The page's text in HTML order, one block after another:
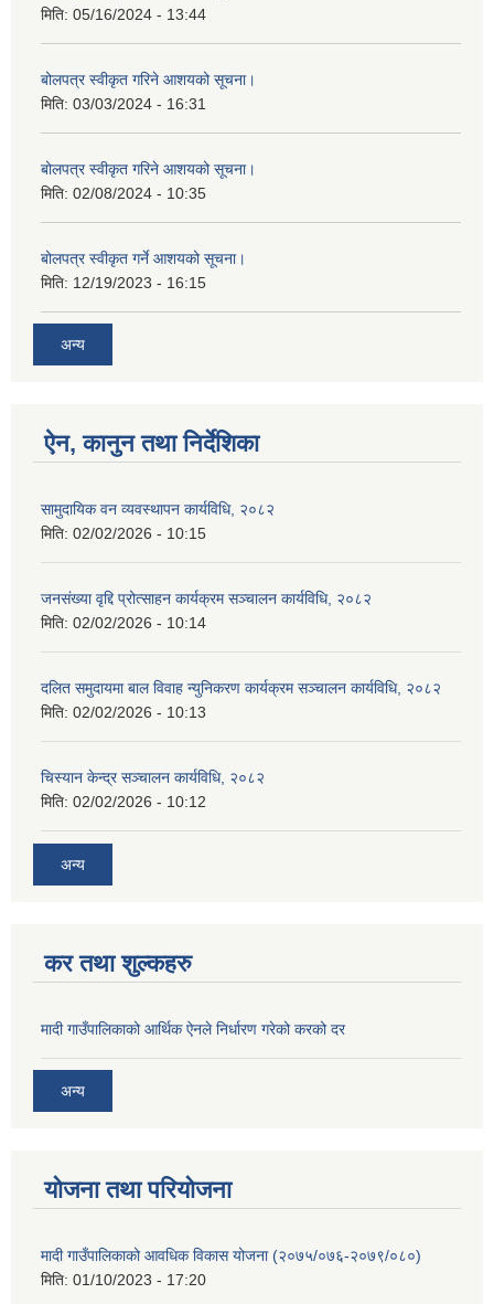
मिति: 05/16/2024 - 13:44
बोलपत्र स्वीकृत गरिने आशयको सूचना।
मिति: 03/03/2024 - 16:31
बोलपत्र स्वीकृत गरिने आशयको सूचना।
मिति: 02/08/2024 - 10:35
बोलपत्र स्वीकृत गर्ने आशयको सूचना।
मिति: 12/19/2023 - 16:15
अन्य
ऐन, कानुन तथा निर्देशिका
सामुदायिक वन व्यवस्थापन कार्यविधि, २०८२
मिति: 02/02/2026 - 10:15
जनसंख्या वृद्दि प्रोत्साहन कार्यक्रम सञ्‍चालन कार्यविधि, २०८२
मिति: 02/02/2026 - 10:14
दलित समुदायमा बाल विवाह न्युनिकरण कार्यक्रम सञ्‍चालन कार्यविधि, २०८२
मिति: 02/02/2026 - 10:13
चिस्यान केन्द्र सञ्‍चालन कार्यविधि, २०८२
मिति: 02/02/2026 - 10:12
अन्य
कर तथा शुल्कहरु
मादी गाउँपालिकाको आर्थिक ऐनले निर्धारण गरेको करको दर
अन्य
योजना तथा परियोजना
मादी गाउँपालिकाको आवधिक विकास योजना (२०७५/०७६-२०७९/०८०)
मिति: 01/10/2023 - 17:20